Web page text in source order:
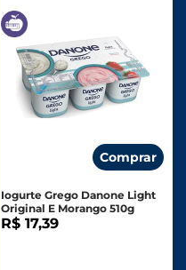
Comprar
Iogurte Grego Danone Light
Original E Morango 510g
R$ 17,39